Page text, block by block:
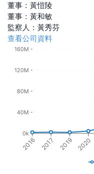
董事 ： 黃愷陵
董事 ： 黃和敏
監察人 ： 黃秀芬
查看公司資料
2016 2017 2019 2020
0k
40M
80M
120M
160M